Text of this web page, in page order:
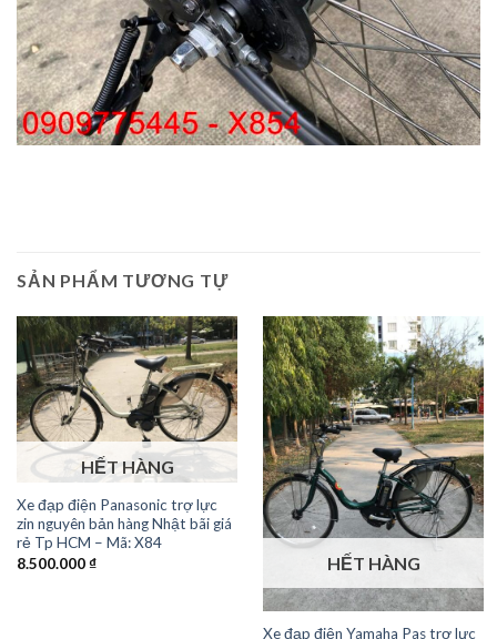
SẢN PHẨM TƯƠNG TỰ
HẾT HÀNG
Xe đạp điện Panasonic trợ lực
zin nguyên bản hàng Nhật bãi giá
rẻ Tp HCM – Mã: X84
8.500.000₫ HẾT HÀNG
Xe đạp điện Yamaha Pas trợ lực